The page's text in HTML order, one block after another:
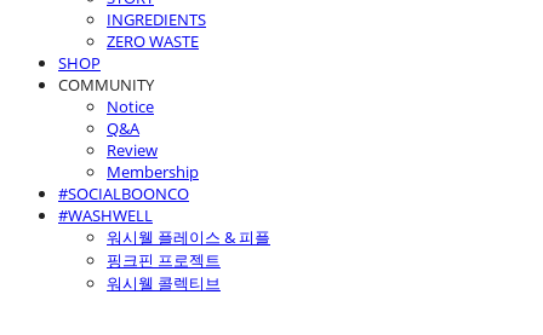
INGREDIENTS
ZERO WASTE
SHOP
COMMUNITY
Notice
Q&A
Review
Membership
#SOCIALBOONCO
#WASHWELL
워시웰 플레이스 & 피플
핑크핀 프로젝트
워시웰 콜렉티브